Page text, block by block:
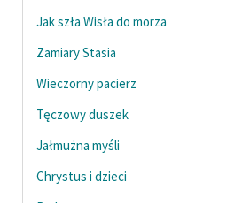
Jak szła Wisła do morza
Zamiary Stasia
Wieczorny pacierz
Tęczowy duszek
Jałmużna myśli
Chrystus i dzieci